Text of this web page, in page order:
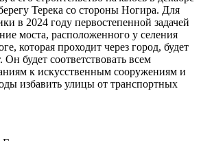
Терека со стороны Ногира. Для
в 2024 году первостепенной задачей
моста, расположенного у селения
которая проходит через город, будет
будет соответствовать всем
к искусственным сооружениям и
избавить улицы от транспортных